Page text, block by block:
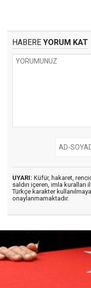
HABERE YORUM KAT
UYARI: Küfür, hakaret,
saldırı içeren, imla kuralları
Türkçe karakter
onaylanmamaktadır.